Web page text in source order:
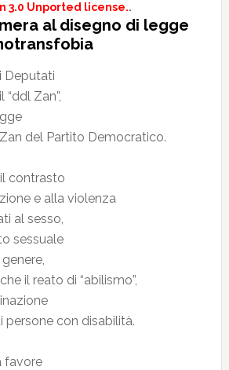
3.0 Unported license..
al disegno di legge
Deputati
Zan”,
del Partito Democratico.
contrasto
e alla violenza
al sesso,
sessuale
il reato di “abilismo”,
persone con disabilità.
favore